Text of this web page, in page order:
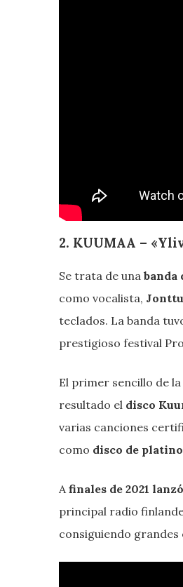
2. KUUMAA –
Se trata de una banda
como vocalista,
teclados. La banda
prestigioso festival
El primer sencillo de
resultado el disco
varias canciones
como disco de
A finales de 2021 lanzó
principal radio
consiguiendo grandes